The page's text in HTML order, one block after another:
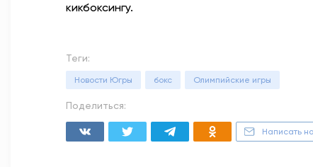
кикбоксингу.
Теги:
Новости Югры бокс Олимпийские игры
Поделиться:
Написать